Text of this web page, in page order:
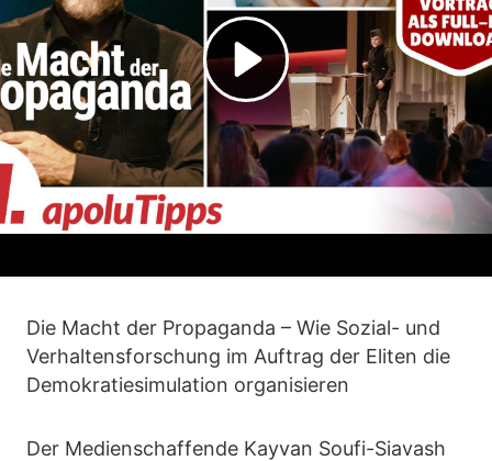
Die Macht der Propaganda – Wie Sozial- und
Verhaltensforschung im Auftrag der Eliten die
Demokratiesimulation organisieren
Der Medienschaffende Kayvan Soufi-Siavash